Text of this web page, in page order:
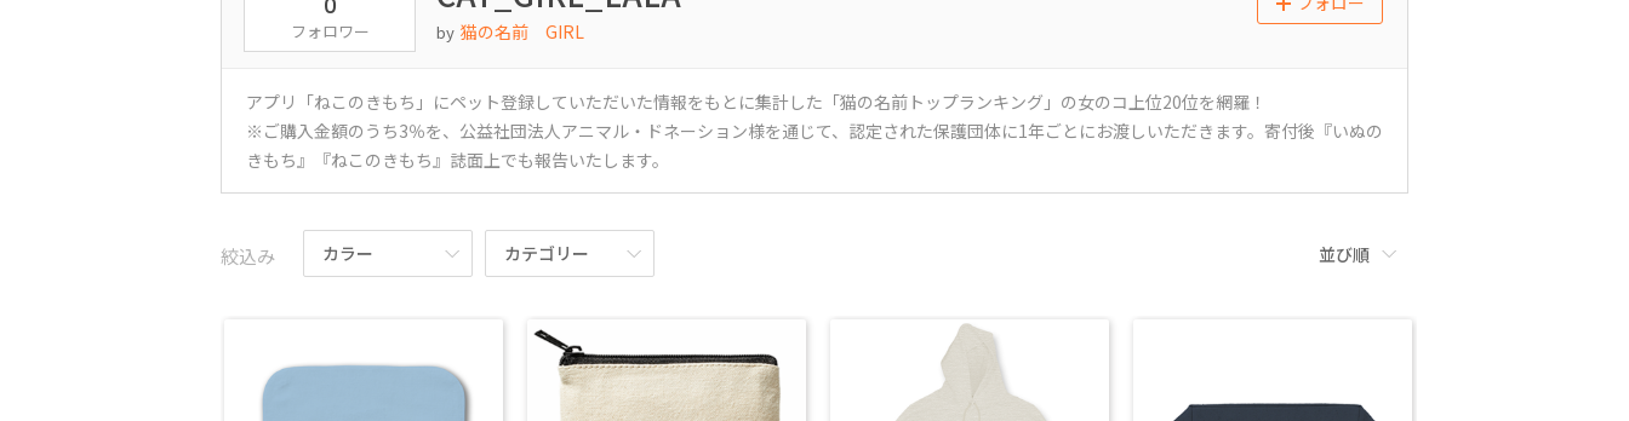
by 猫の名前 GIRL
フォロワー
アプリ「ねこのきもち」にペット登録していただいた情報をもとに集計した「猫の名前トップランキング」の女のコ上位20位を網羅！
※ご購入金額のうち3％を、公益社団法人アニマル・ドネーション様を通じて、認定された保護団体に1年ごとにお渡しいただきます。寄付後『いぬの
きもち』『ねこのきもち』誌面上でも報告いたします。
絞込み カラー カテゴリー 並び順